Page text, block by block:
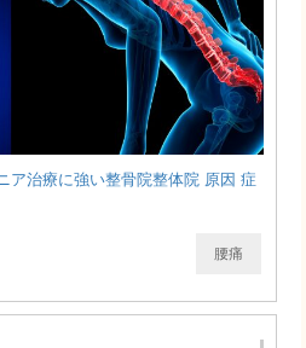
ア治療に強い整骨院整体院 原因 症
腰痛